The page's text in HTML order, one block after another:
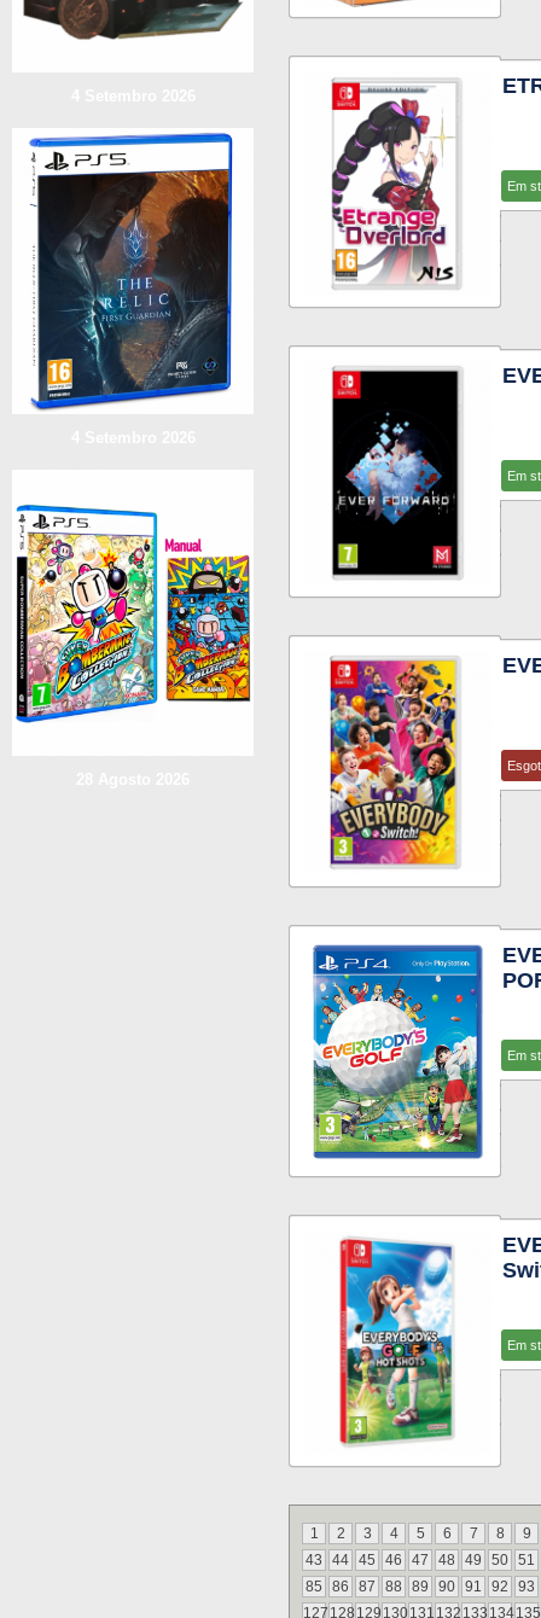
Em
Em
Em
Em
1 2 3 4 5 6 7 8
9
43
44 45 46 47 48 49 50 51
85
86 87 88 89 90 91 92
93
127 128 129 130131 132 133 134135